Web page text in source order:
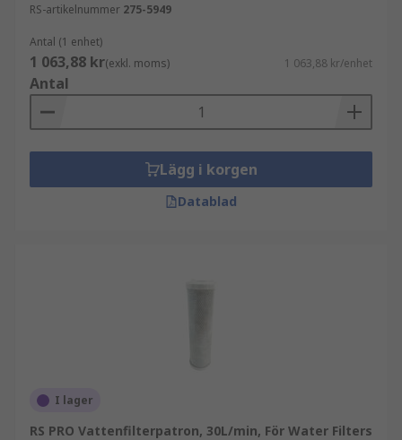
RS-artikelnummer 275-5949
Antal (1 enhet)
1 063,88 kr(exkl. moms) 1 063,88 kr/enhet
Antal
Lägg i korgen
Datablad
I lager
RS PRO Vattenfilterpatron, 30L/min, För Water Filters